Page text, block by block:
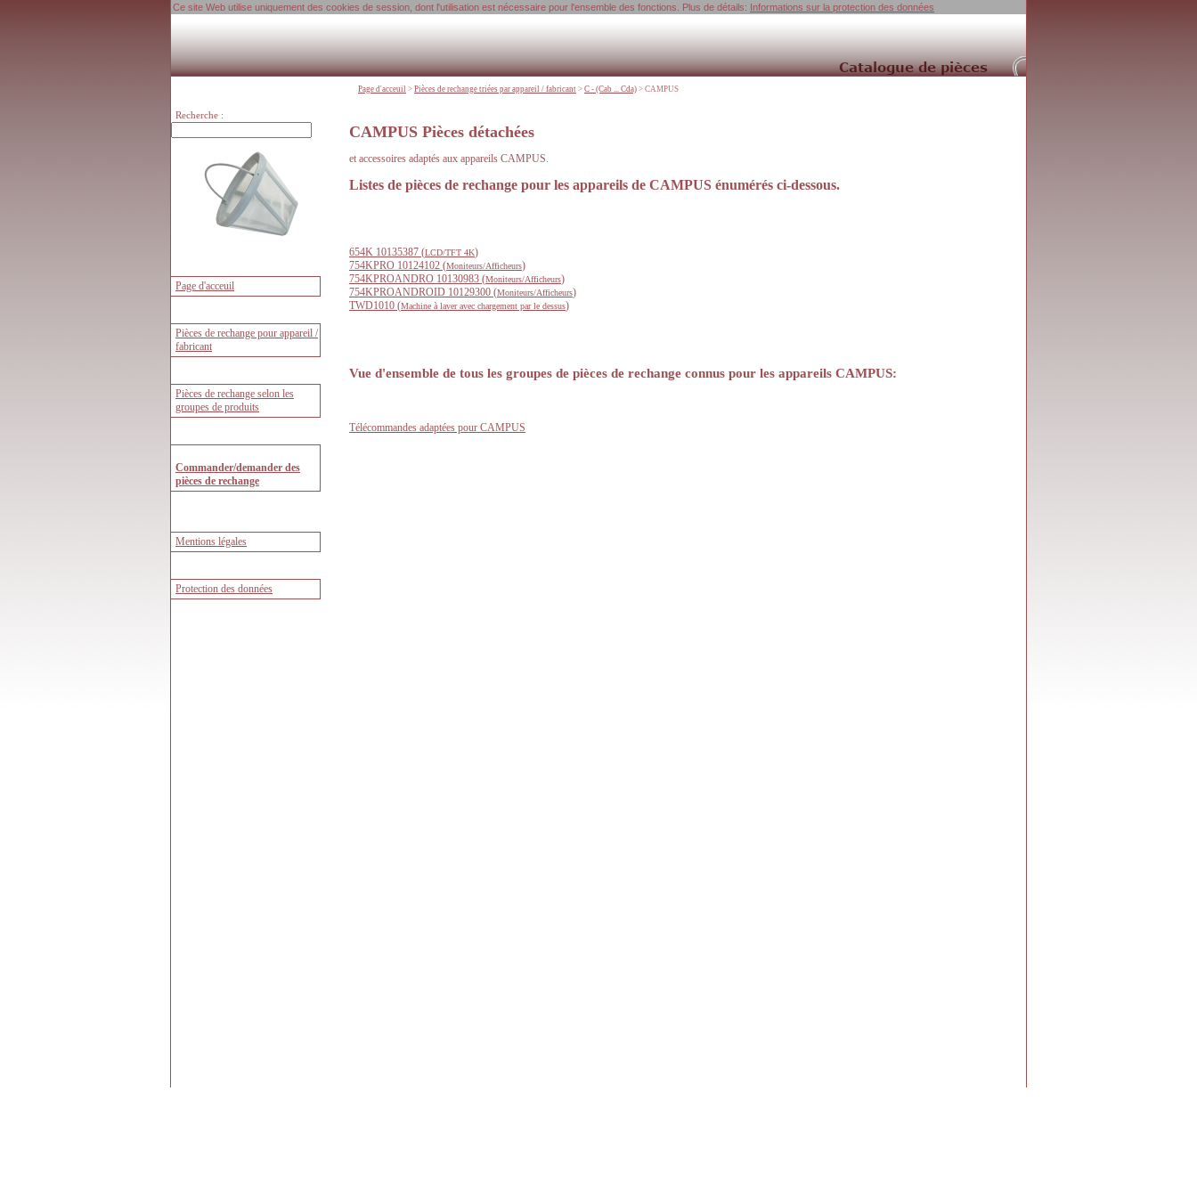
Ce site Web utilise uniquement des cookies de session, dont l'utilisation est nécessaire pour l'ensemble des fonctions. Plus de détails: Informations sur la protection des données
CAMPUS Pièces détachées
et accessoires adaptés aux appareils CAMPUS.
Listes de pièces de rechange pour les appareils de CAMPUS énumérés ci-dessous.
654K 10135387 (LCD/TFT 4K)
754KPRO 10124102 (Moniteurs/Afficheurs)
754KPROANDRO 10130983 (Moniteurs/Afficheurs)
754KPROANDROID 10129300 (Moniteurs/Afficheurs)
TWD1010 (Machine à laver avec chargement par le dessus)
Vue d'ensemble de tous les groupes de pièces de rechange connus pour les appareils CAMPUS:
Télécommandes adaptées pour CAMPUS
Page d'acceuil > Pièces de rechange triées par appareil / fabricant > C - (Cab ... Cda) > CAMPUS
Recherche :